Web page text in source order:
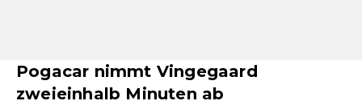
Pogacar nimmt Vingegaard
zweieinhalb Minuten ab